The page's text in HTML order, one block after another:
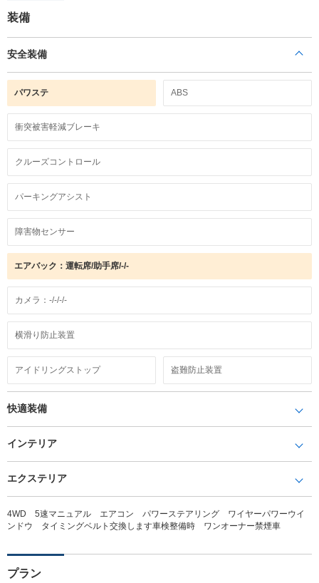
装備
安全装備
パワステ ABS
衝突被害軽減ブレーキ
クルーズコントロール
パーキングアシスト
障害物センサー
エアバック：運転席/助手席/-/-
カメラ：-/-/-/-
横滑り防止装置
アイドリングストップ 盗難防止装置
快適装備
インテリア
エクステリア
4WD 5速マニュアル エアコン パワーステアリング ワイヤーパワーウイ
ンドウ タイミングベルト交換します車検整備時 ワンオーナー禁煙車
プラン